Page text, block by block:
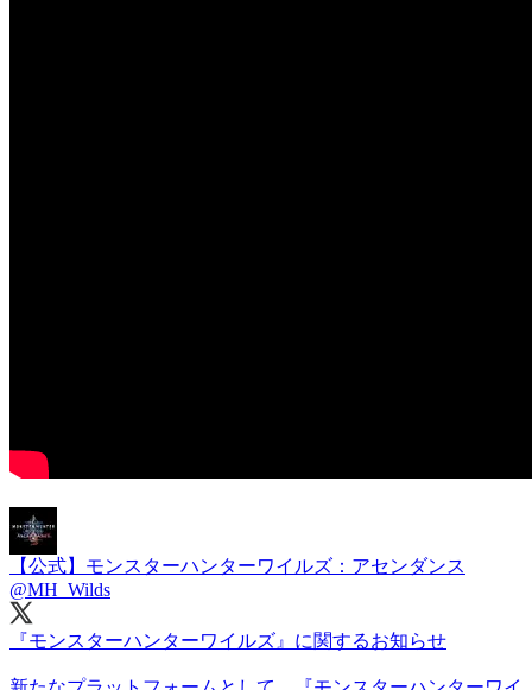
【公式】モンスターハンターワイルズ：アセンダンス
@MH_Wilds
『モンスターハンターワイルズ』に関するお知らせ